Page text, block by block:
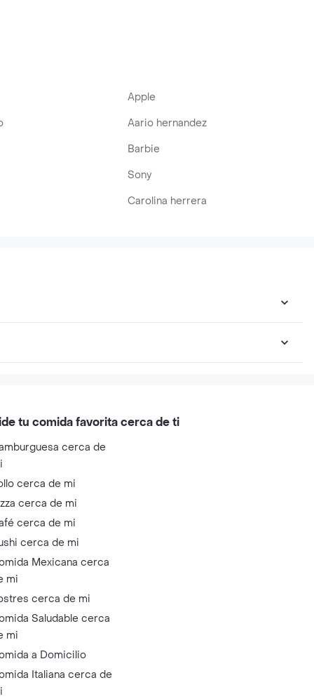
Apple
Aario hernandez
Barbie
Sony
Carolina herrera
tu comida favorita cerca de ti
cerca de
cerca de mi
cerca de mi
cerca de mi
cerca de mi
Mexicana cerca
mi
cerca de mi
Saludable cerca
mi
a Domicilio
Italiana cerca de